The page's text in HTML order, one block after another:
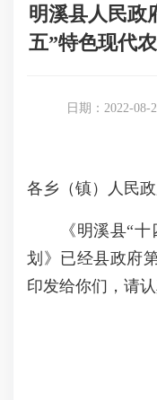
明溪县人民政
五”特色现代
日期：2022-08-
各乡（镇）人民
《明溪县“十
划》已经县政府
印发给你们，请认